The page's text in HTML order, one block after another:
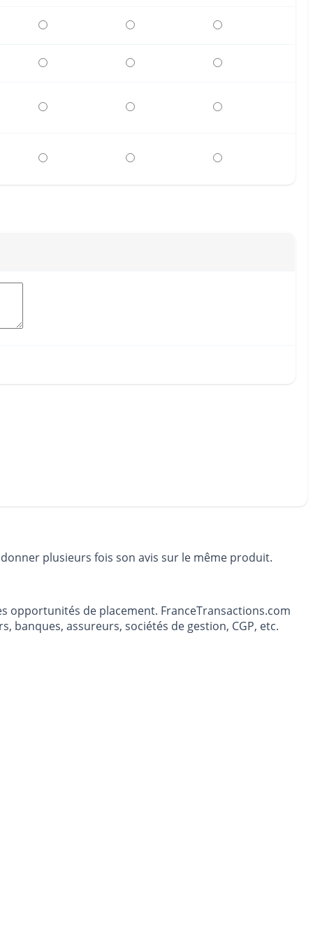
plusieurs fois son avis sur le même produit.
opportunités de placement. FranceTransactions.com
banques, assureurs, sociétés de gestion, CGP, etc.